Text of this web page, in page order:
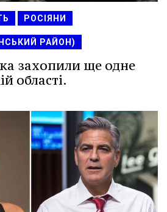
РОСІЯНИ
РАЙОН)
захопили ще одне
області.